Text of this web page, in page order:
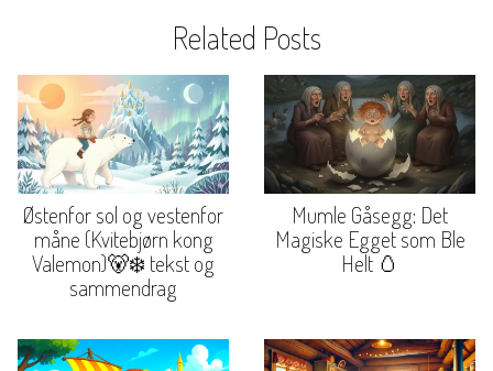
Related Posts
Østenfor sol og vestenfor
måne (Kvitebjørn kong
Valemon)🐻‍❄️ tekst og
sammendrag
Mumle Gåsegg: Det
Magiske Egget som Ble
Helt 🥚